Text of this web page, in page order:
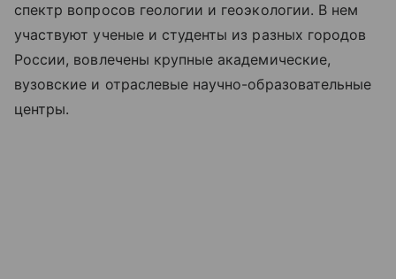
спектр вопросов геологии и геоэкологии. В нем
участвуют ученые и студенты из разных городов
России, вовлечены крупные академические,
вузовские и отраслевые научно-образовательные
центры.